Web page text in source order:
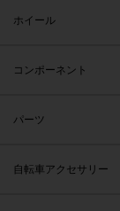
ホイール
コンポーネント
パーツ
自転車アクセサリー